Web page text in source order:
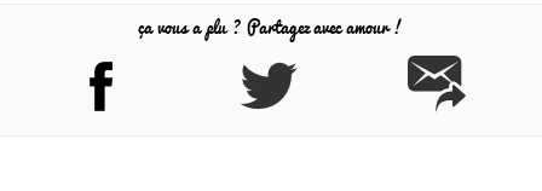
ça vous a plu ? Partagez avec amour !